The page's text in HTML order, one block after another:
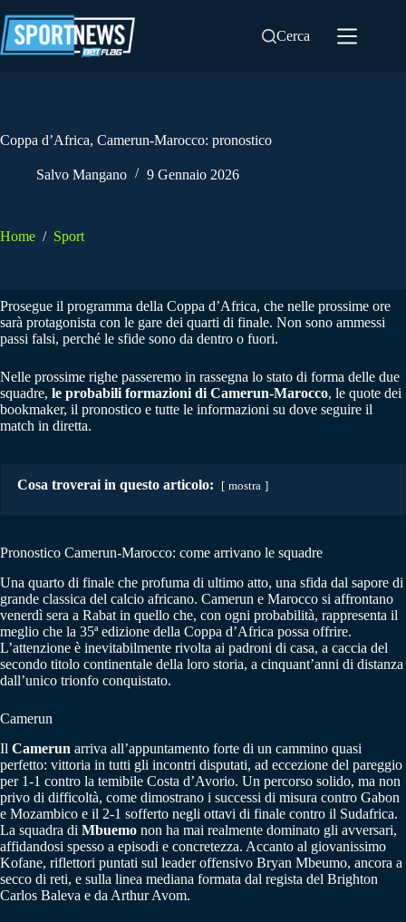
al
contenuto
Cerca
Coppa d’Africa, Camerun-Marocco: pronostico
Salvo Mangano 9 Gennaio 2026
Home / Sport
Prosegue il programma della Coppa d’Africa, che nelle prossime ore
sarà protagonista con le gare dei quarti di finale. Non sono ammessi
passi falsi, perché le sfide sono da dentro o fuori.
Nelle prossime righe passeremo in rassegna lo stato di forma delle due
squadre, le probabili formazioni di Camerun-Marocco, le quote dei
bookmaker, il pronostico e tutte le informazioni su dove seguire il
match in diretta.
Cosa troverai in questo articolo: mostra
Pronostico Camerun-Marocco: come arrivano le squadre
Una quarto di finale che profuma di ultimo atto, una sfida dal sapore di
grande classica del calcio africano. Camerun e Marocco si affrontano
venerdì sera a Rabat in quello che, con ogni probabilità, rappresenta il
meglio che la 35ª edizione della Coppa d’Africa possa offrire.
L’attenzione è inevitabilmente rivolta ai padroni di casa, a caccia del
secondo titolo continentale della loro storia, a cinquant’anni di distanza
dall’unico trionfo conquistato.
Camerun
Il Camerun arriva all’appuntamento forte di un cammino quasi
perfetto: vittoria in tutti gli incontri disputati, ad eccezione del pareggio
per 1-1 contro la temibile Costa d’Avorio. Un percorso solido, ma non
privo di difficoltà, come dimostrano i successi di misura contro Gabon
e Mozambico e il 2-1 sofferto negli ottavi di finale contro il Sudafrica.
La squadra di Mbuemo non ha mai realmente dominato gli avversari,
affidandosi spesso a episodi e concretezza. Accanto al giovanissimo
Kofane, riflettori puntati sul leader offensivo Bryan Mbeumo, ancora a
secco di reti, e sulla linea mediana formata dal regista del Brighton
Carlos Baleva e da Arthur Avom.